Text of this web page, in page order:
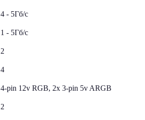
4 - 5Гб/с
1 - 5Гб/с
2
4
4-pin 12v RGB, 2x 3-pin 5v ARGB
2